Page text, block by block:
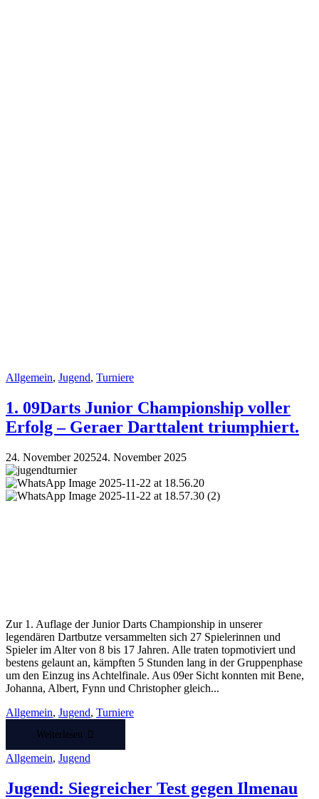
Allgemein, Jugend, Turniere
1. 09Darts Junior Championship voller
Erfolg – Geraer Darttalent triumphiert.
24. November 202524. November 2025
Zur 1. Auflage der Junior Darts Championship in unserer
legendären Dartbutze versammelten sich 27 Spielerinnen und
Spieler im Alter von 8 bis 17 Jahren. Alle traten topmotiviert und
bestens gelaunt an, kämpften 5 Stunden lang in der Gruppenphase
um den Einzug ins Achtelfinale. Aus 09er Sicht konnten mit Bene,
Johanna, Albert, Fynn und Christopher gleich...
Allgemein, Jugend, Turniere
Weiterlesen
Allgemein, Jugend
Jugend: Siegreicher Test gegen Ilmenau